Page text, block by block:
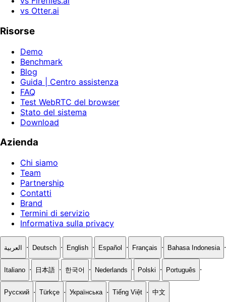
vs Otter.ai
Risorse
Demo
Benchmark
Blog
Guida | Centro assistenza
FAQ
Test WebRTC del browser
Stato del sistema
Download
Azienda
Chi siamo
Team
Partnership
Contatti
Brand
Termini di servizio
Informativa sulla privacy
العربية · Deutsch · English · Español · Français · Bahasa Indonesia ·
Italiano · 日本語 · 한국어 · Nederlands · Polski · Português ·
Русский · Türkçe · Українська · Tiếng Việt · 中文